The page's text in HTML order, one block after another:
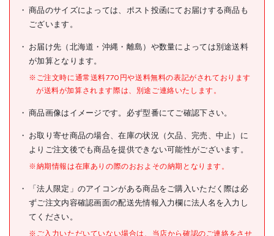
35×35 2枚組
メーカー希望小売価格
JANコード 4571181471393
仕様
●縦(mm):35
●粘着シール
●縦×横:35×35mm
原産国 日本
セット内容/付属品
商品のサイズによっては、ポスト投函にてお届けする商品も
ございます。
お届け先（北海道・沖縄・離島）や数量によっては別途送料
が加算となります。
※ご注文時に通常送料770円や送料無料の表記がされております
が送料が加算されます際は、別途ご連絡いたします。
商品画像はイメージです。必ず型番にてご確認下さい。
お取り寄せ商品の場合、在庫の状況（欠品、完売、中止）に
よりご注文後でも商品を提供できない可能性がございます。
※納期情報は在庫ありの際のおおよその納期となります。
「法人限定」のアイコンがある商品をご購入いただく際は必
ずご注文内容確認画面の配送先情報入力欄に法人名を入力し
てください。
※ご入力いただいていない場合は、当店から確認のご連絡をさせ